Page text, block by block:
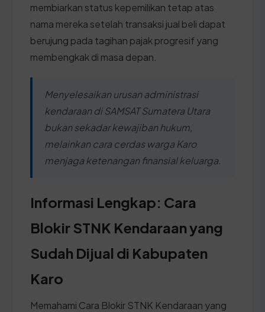
membiarkan status kepemilikan tetap atas
nama mereka setelah transaksi jual beli dapat
berujung pada tagihan pajak progresif yang
membengkak di masa depan.
Menyelesaikan urusan administrasi
kendaraan di SAMSAT Sumatera Utara
bukan sekadar kewajiban hukum,
melainkan cara cerdas warga Karo
menjaga ketenangan finansial keluarga.
Informasi Lengkap: Cara
Blokir STNK Kendaraan yang
Sudah Dijual di Kabupaten
Karo
Memahami Cara Blokir STNK Kendaraan yang